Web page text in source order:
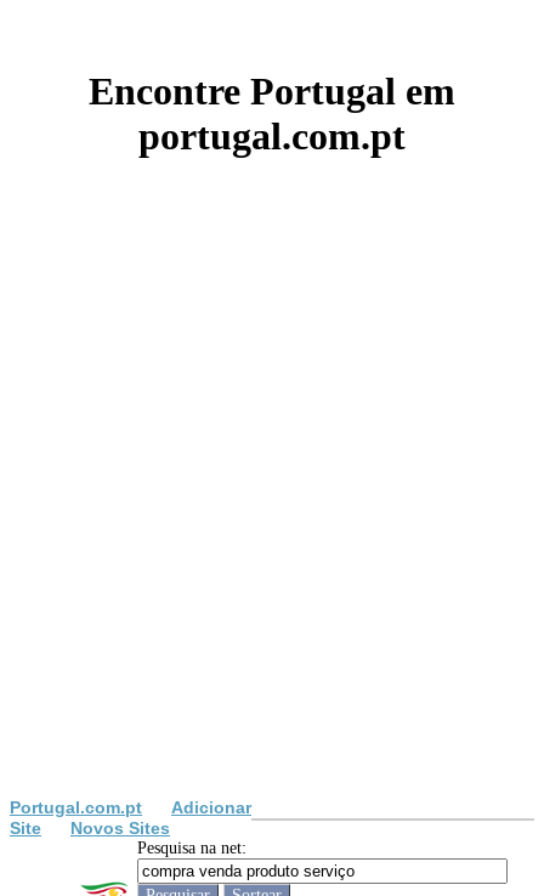
Encontre Portugal em
portugal.com.pt
Portugal.com.pt
Adicionar
Site
Novos Sites
Pesquisa na net: